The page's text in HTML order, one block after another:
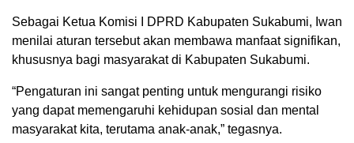
Sebagai Ketua Komisi I DPRD Kabupaten Sukabumi, Iwan
menilai aturan tersebut akan membawa manfaat signifikan,
khususnya bagi masyarakat di Kabupaten Sukabumi.
“Pengaturan ini sangat penting untuk mengurangi risiko
yang dapat memengaruhi kehidupan sosial dan mental
masyarakat kita, terutama anak-anak,” tegasnya.